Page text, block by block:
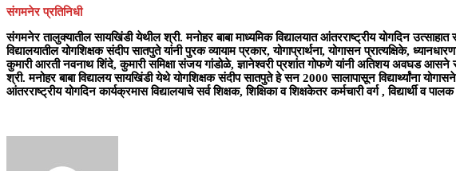
संगमनेर प्रतिनिधी
संगमनेर तालुक्यातील सायखिंडी येथील श्री. मनोहर बाबा माध्यमिक विद्यालयात आंतरराष्ट्रीय योगदिन
विद्यालयातील योगशिक्षक संदीप सातपुते यांनी पुरक व्यायाम प्रकार, योगाप्रार्थना, योगासन प्रात्यक्षिके,
कुमारी आरती नवनाथ शिंदे, कुमारी समिक्षा संजय गांडोळे, ज्ञानेश्वरी प्रशांत गोफणे यांनी अतिशय अवघड आसने
श्री. मनोहर बाबा विद्यालय सायखिंडी येथे योगशिक्षक संदीप सातपुते हे सन 2000 सालापासून विद्यार्थ्यांना
आंतरराष्ट्रीय योगदिन कार्यक्रमास विद्यालयाचे सर्व शिक्षक, शिक्षिका व शिक्षकेतर कर्मचारी वर्ग , विद्यार्थी व